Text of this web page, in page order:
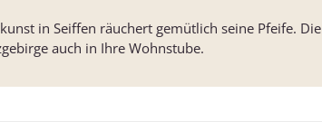
in Seiffen räuchert gemütlich seine Pfeife. Die
auch in Ihre Wohnstube.